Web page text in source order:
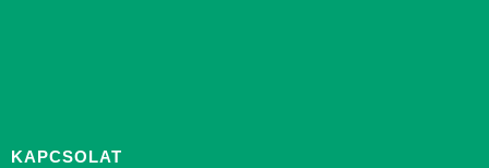
KAPCSOLAT